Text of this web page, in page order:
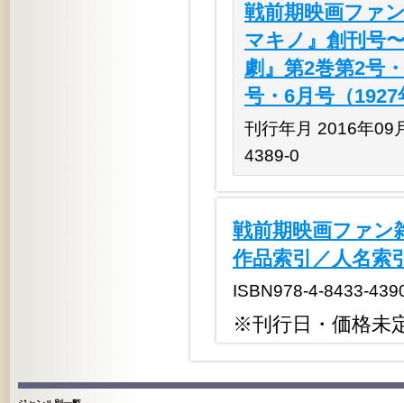
戦前期映画フ
マキノ』創刊号
劇』第2巻第2号
号・6月号（
刊行年月 2016年09
4389-0
戦前期映画ファ
作品索引／人名索
ISBN978-4-8433-
※刊行日・価格未